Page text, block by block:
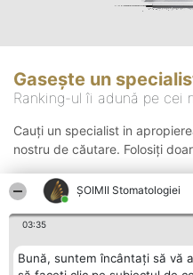
ȘOIMII Stomatologiei
03:35
Bună, suntem încântați să vă
Gasește un
Ranking-ul îi adună pe cei
Cauți un specialist in
nostru de căutare. Folosiți